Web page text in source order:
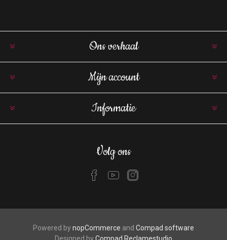
Ons verhaal
Mijn account
Informatie
Volg ons
Powered bynopCommerce and Compad software